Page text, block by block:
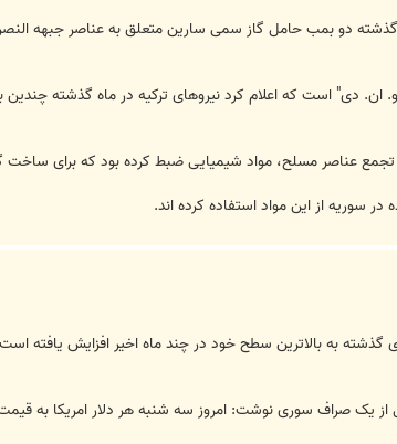
گذشته دو بمب حامل گاز سمی سارین متعلق به عناصر جبهه
ان. دی" است که اعلام کرد نیروهای ترکیه در ماه گذشته
عناصر مسلح، مواد شیمیایی ضبط کرده بود که برای
سوریه از این مواد استفاده کرده اند.
گذشته به بالاترین سطح خود در چند ماه اخیر افزایش یافته